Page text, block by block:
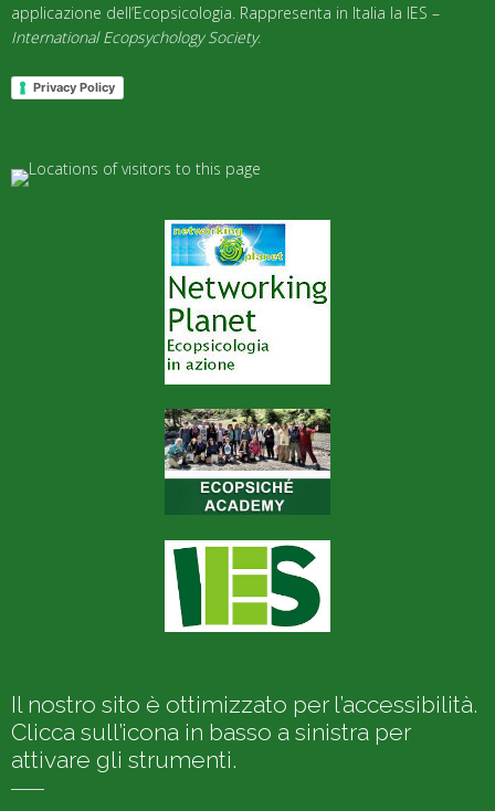
applicazione dell’Ecopsicologia. Rappresenta in Italia la IES –
International Ecopsychology Society.
Privacy Policy
Il nostro sito è ottimizzato per l’accessibilità.
Clicca sull’icona in basso a sinistra per
attivare gli strumenti.